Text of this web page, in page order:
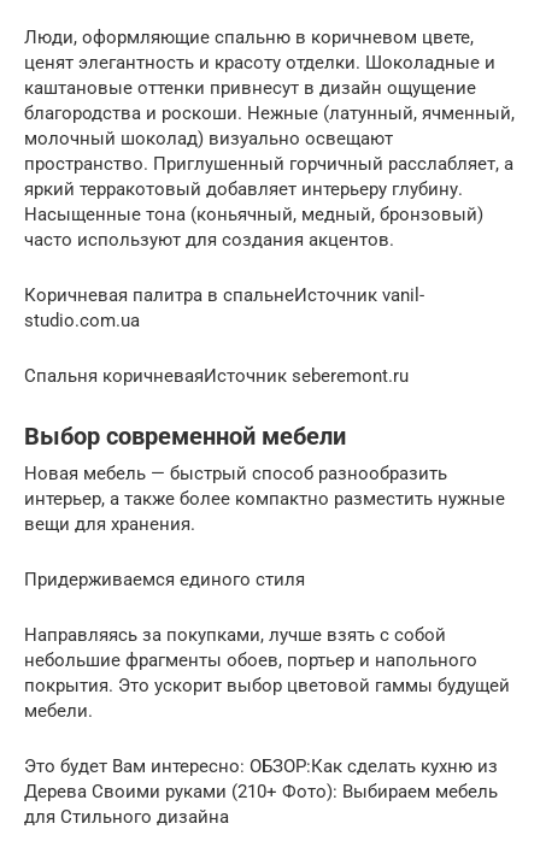
Люди, оформляющие спальню в коричневом цвете,
ценят элегантность и красоту отделки. Шоколадные и
каштановые оттенки привнесут в дизайн ощущение
благородства и роскоши. Нежные (латунный, ячменный,
молочный шоколад) визуально освещают
пространство. Приглушенный горчичный расслабляет, а
яркий терракотовый добавляет интерьеру глубину.
Насыщенные тона (коньячный, медный, бронзовый)
часто используют для создания акцентов.
Коричневая палитра в спальнеИсточник vanil-
studio.com.ua
Спальня коричневаяИсточник seberemont.ru
Выбор современной мебели
Новая мебель — быстрый способ разнообразить
интерьер, а также более компактно разместить нужные
вещи для хранения.
Придерживаемся единого стиля
Направляясь за покупками, лучше взять с собой
небольшие фрагменты обоев, портьер и напольного
покрытия. Это ускорит выбор цветовой гаммы будущей
мебели.
Это будет Вам интересно: ОБЗОР:Как сделать кухню из
Дерева Своими руками (210+ Фото): Выбираем мебель
для Стильного дизайна